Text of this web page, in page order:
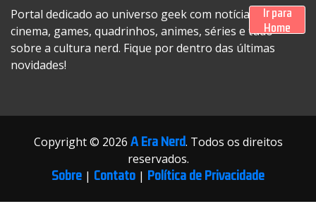
Portal dedicado ao universo geek com notícias sobre
cinema, games, quadrinhos, animes, séries e tudo
sobre a cultura nerd. Fique por dentro das últimas
novidades!
Ir para
Home
Copyright © 2026 A Era Nerd. Todos os direitos
reservados.
Sobre | Contato | Política de Privacidade